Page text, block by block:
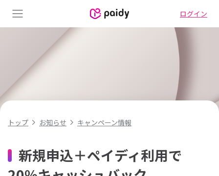
Menu ログイン
トップ お知らせ キャンペーン情報
新規申込＋ペイディ利用で